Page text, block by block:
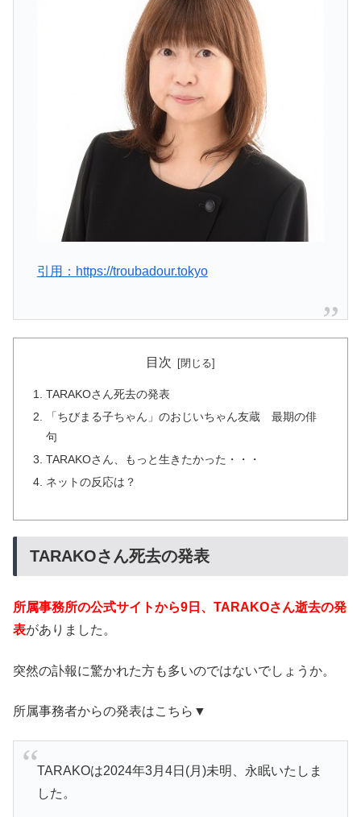
引用：https://troubadour.tokyo
目次
TARAKOさん死去の発表
「ちびまる子ちゃん」のおじいちゃん友蔵 最期の俳
句
TARAKOさん、もっと生きたかった・・・
ネットの反応は？
TARAKOさん死去の発表
所属事務所の公式サイトから9日、TARAKOさん逝去の発
表がありました。
突然の訃報に驚かれた方も多いのではないでしょうか。
所属事務者からの発表はこちら▼
TARAKOは2024年3月4日(月)未明、永眠いたしま
した。